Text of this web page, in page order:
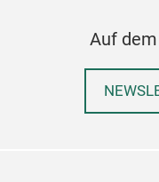
Auf